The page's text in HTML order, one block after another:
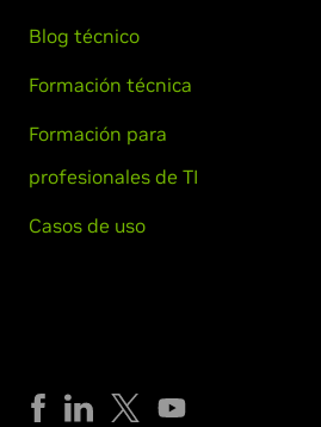
Blog técnico
Formación técnica
Formación para
profesionales de TI
Casos de uso